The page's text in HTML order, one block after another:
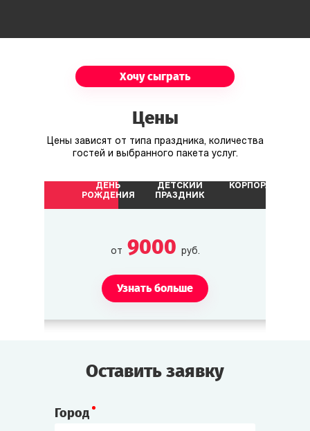
Хочу сыграть
Цены
Цены зависят от типа праздника, количества
гостей и выбранного пакета услуг.
ДЕНЬ
РОЖДЕНИЯ
ДЕТСКИЙ
ПРАЗДНИК
КОРПОРАТИВ
от 9000 руб.
Узнать больше
Оставить заявку
Город